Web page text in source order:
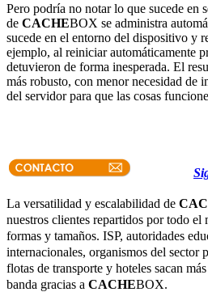
Pero podría no notar lo que sucede en
de CACHEBOX se administra
sucede en el entorno del dispositivo y
ejemplo, al reiniciar automáticamente
detuvieron de forma inesperada. El
más robusto, con menor necesidad de
del servidor para que las cosas
La versatilidad y escalabilidad de
nuestros clientes repartidos por todo el
formas y tamaños. ISP, autoridades
internacionales, organismos del sector
flotas de transporte y hoteles sacan
banda gracias a CACHEBOX.